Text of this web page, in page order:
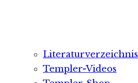
Literaturverzeichnis
Templer-Videos